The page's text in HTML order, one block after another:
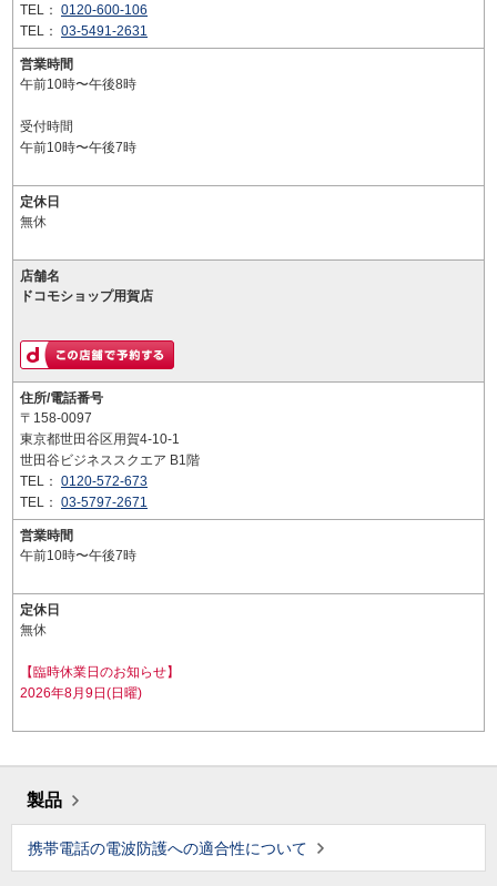
TEL： 0120-600-106
TEL： 03-5491-2631
営業時間
午前10時〜午後8時
受付時間
午前10時〜午後7時
定休日
無休
店舗名
ドコモショップ用賀店
住所/電話番号
〒158-0097
東京都世田谷区用賀4-10-1
世田谷ビジネススクエア B1階
TEL： 0120-572-673
TEL： 03-5797-2671
営業時間
午前10時〜午後7時
定休日
無休
【臨時休業日のお知らせ】
2026年8月9日(日曜)
製品
携帯電話の電波防護への適合性について